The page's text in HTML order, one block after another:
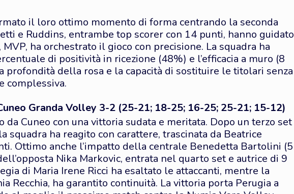
il loro ottimo momento di forma centrando la seconda
e Ruddins, entrambe top scorer con 14 punti, hanno guidato
MVP, ha orchestrato il gioco con precisione. La squadra ha
di positività in ricezione (48%) e l’efficacia a muro (8
profondità della rosa e la capacità di sostituire le titolari senza
complessiva.
Granda Volley 3-2 (25-21; 18-25; 16-25; 25-21; 15-12)
da Cuneo con una vittoria sudata e meritata. Dopo un terzo set
squadra ha reagito con carattere, trascinata da Beatrice
Ottimo anche l’impatto della centrale Benedetta Bartolini (5
Nika Markovic, entrata nel quarto set e autrice di 9
di Maria Irene Ricci ha esaltato le attaccanti, mentre la
Recchia, ha garantito continuità. La vittoria porta Perugia a